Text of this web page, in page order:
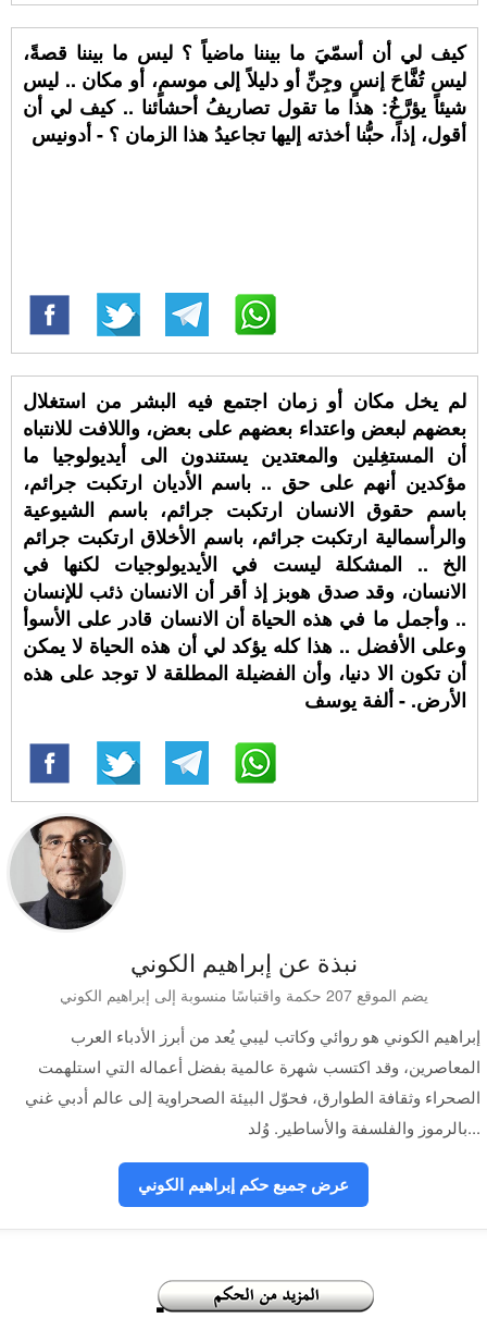
كيف لي أن أسمّيَ ما بيننا ماضياً ؟ ليس ما بيننا قصةً،
ليس تُفَّاحَ إنسٍ وجِنِّ أو دليلاً إلى موسمٍ، أو مكان .. ليس
شيئاً يؤرَّخُ: هذا ما تقول تصاريفُ أحشائنا .. كيف لي أن
أقول، إذاً، حبُّنا أخذته إليها تجاعيدُ هذا الزمان ؟ - أدونيس
لم يخل مكان أو زمان اجتمع فيه البشر من استغلال
بعضهم لبعض واعتداء بعضهم على بعض، واللافت للانتباه
أن المستغِلين والمعتدين يستندون الى أيديولوجيا ما
مؤكدين أنهم على حق .. باسم الأديان ارتكبت جرائم،
باسم حقوق الانسان ارتكبت جرائم، باسم الشيوعية
والرأسمالية ارتكبت جرائم، باسم الأخلاق ارتكبت جرائم
الخ .. المشكلة ليست في الأيديولوجيات لكنها في
الانسان، وقد صدق هوبز إذ أقر أن الانسان ذئب للإنسان
.. وأجمل ما في هذه الحياة أن الانسان قادر على الأسوأ
وعلى الأفضل .. هذا كله يؤكد لي أن هذه الحياة لا يمكن
أن تكون الا دنيا، وأن الفضيلة المطلقة لا توجد على هذه
الأرض. - ألفة يوسف
نبذة عن إبراهيم الكوني
يضم الموقع 207 حكمة واقتباسًا منسوبة إلى إبراهيم الكوني
إبراهيم الكوني هو روائي وكاتب ليبي يُعد من أبرز الأدباء العرب
المعاصرين، وقد اكتسب شهرة عالمية بفضل أعماله التي استلهمت
الصحراء وثقافة الطوارق، فحوّل البيئة الصحراوية إلى عالم أدبي غني
بالرموز والفلسفة والأساطير. وُلد...
عرض جميع حكم إبراهيم الكوني